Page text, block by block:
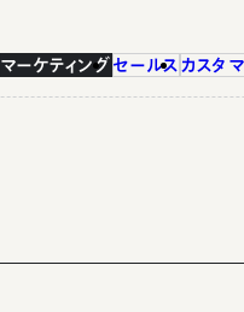
マーケティング セールス カスタ